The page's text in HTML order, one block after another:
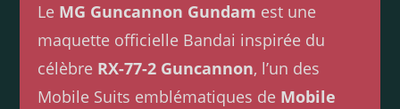
Le MG Guncannon Gundam est une
maquette officielle Bandai inspirée du
célèbre RX-77-2 Guncannon, l’un des
Mobile Suits emblématiques de Mobile